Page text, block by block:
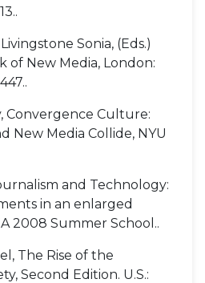
Sonia, (Eds.)
of New Media, London:
Convergence Culture:
New Media Collide, NYU
and Technology:
in an enlarged
2008 Summer School..
The Rise of the
Second Edition. U.S.: